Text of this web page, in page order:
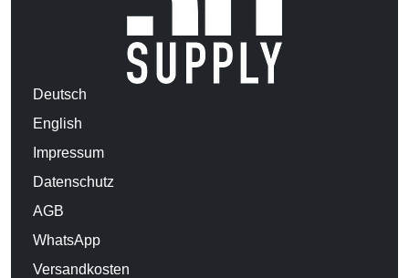
Deutsch
English
Impressum
Datenschutz
AGB
WhatsApp
Versandkosten